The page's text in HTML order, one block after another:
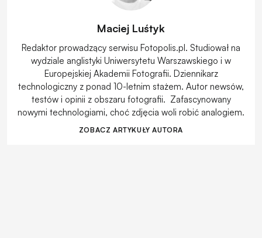
Maciej Luśtyk
Redaktor prowadzący serwisu Fotopolis.pl. Studiował na
wydziale anglistyki Uniwersytetu Warszawskiego i w
Europejskiej Akademii Fotografii. Dziennikarz
technologiczny z ponad 10-letnim stażem. Autor newsów,
testów i opinii z obszaru fotografii. Zafascynowany
nowymi technologiami, choć zdjęcia woli robić analogiem.
ZOBACZ ARTYKUŁY AUTORA